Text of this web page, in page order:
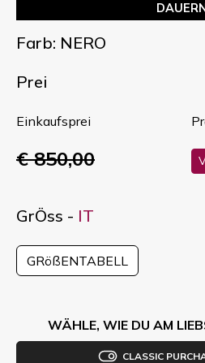
Farb: NERO
Prei
Einkaufsprei
€ 850,00
GrÖss - IT
GRößENTABELL
WÄHLE, WIE DU AM
CLASSIC